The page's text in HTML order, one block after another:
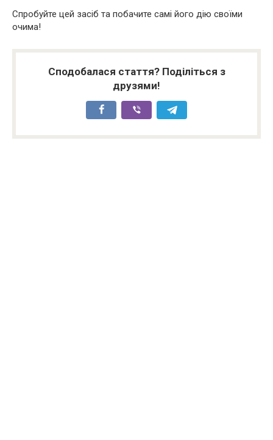
Спробуйте цей засіб та побачите самі його дію своїми
очима!
Сподобалася стаття? Поділіться з
друзями!